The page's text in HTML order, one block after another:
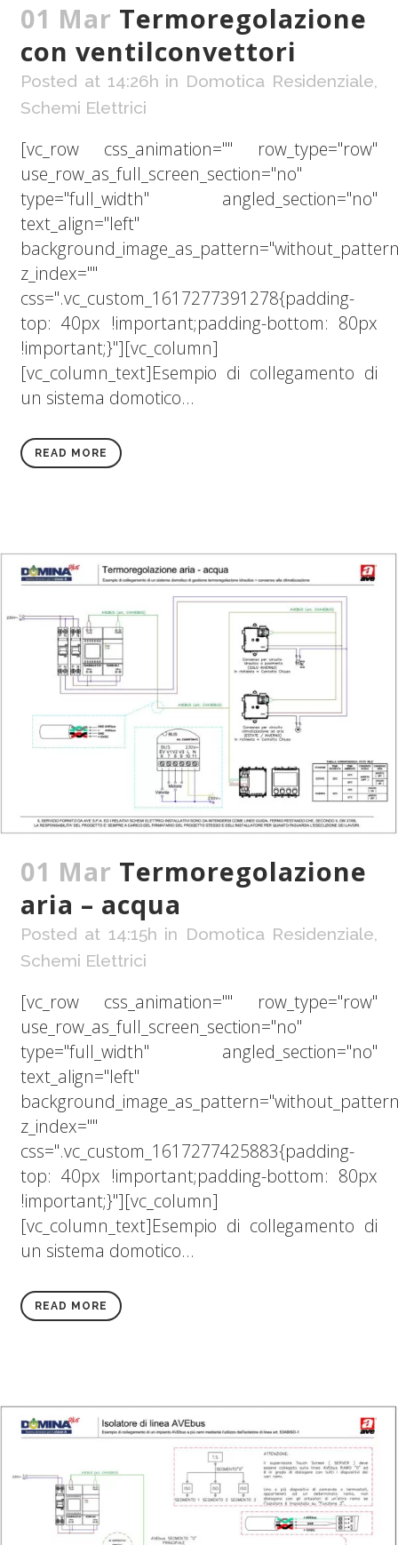
01 Mar Termoregolazione
con ventilconvettori
Posted at 14:26h in Domotica Residenziale,
Schemi Elettrici
[vc_row css_animation="" row_type="row"
use_row_as_full_screen_section="no"
type="full_width" angled_section="no"
text_align="left"
z_index=""
css=".vc_custom_1617277391278{padding-
top: 40px !important;padding-bottom: 80px
!important;}"][vc_column]
[vc_column_text]Esempio di collegamento di
un sistema domotico...
READ MORE
01 Mar Termoregolazione
aria – acqua
Posted at 14:15h in Domotica Residenziale,
Schemi Elettrici
[vc_row css_animation="" row_type="row"
use_row_as_full_screen_section="no"
type="full_width" angled_section="no"
text_align="left"
z_index=""
css=".vc_custom_1617277425883{padding-
top: 40px !important;padding-bottom: 80px
!important;}"][vc_column]
[vc_column_text]Esempio di collegamento di
un sistema domotico...
READ MORE